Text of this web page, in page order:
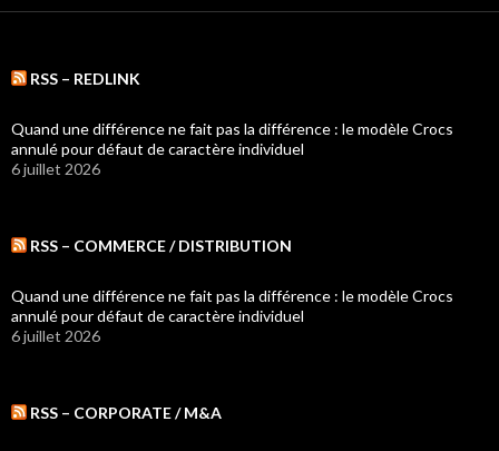
RSS – REDLINK
Quand une différence ne fait pas la différence : le modèle Crocs
annulé pour défaut de caractère individuel
6 juillet 2026
RSS – COMMERCE / DISTRIBUTION
Quand une différence ne fait pas la différence : le modèle Crocs
annulé pour défaut de caractère individuel
6 juillet 2026
RSS – CORPORATE / M&A